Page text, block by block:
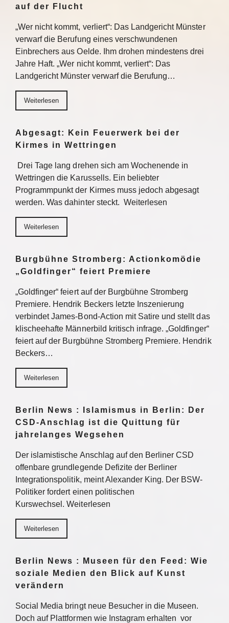
auf der Flucht
„Wer nicht kommt, verliert“: Das Landgericht Münster
verwarf die Berufung eines verschwundenen
Einbrechers aus Oelde. Ihm drohen mindestens drei
Jahre Haft. „Wer nicht kommt, verliert“: Das
Landgericht Münster verwarf die Berufung…
Weiterlesen
Abgesagt: Kein Feuerwerk bei der
Kirmes in Wettringen
Drei Tage lang drehen sich am Wochenende in
Wettringen die Karussells. Ein beliebter
Programmpunkt der Kirmes muss jedoch abgesagt
werden. Was dahinter steckt. Weiterlesen
Weiterlesen
Burgbühne Stromberg: Actionkomödie
„Goldfinger“ feiert Premiere
„Goldfinger“ feiert auf der Burgbühne Stromberg
Premiere. Hendrik Beckers letzte Inszenierung
verbindet James-Bond-Action mit Satire und stellt das
klischeehafte Männerbild kritisch infrage. „Goldfinger“
feiert auf der Burgbühne Stromberg Premiere. Hendrik
Beckers…
Weiterlesen
Berlin News : Islamismus in Berlin: Der
CSD-Anschlag ist die Quittung für
jahrelanges Wegsehen
Der islamistische Anschlag auf den Berliner CSD
offenbare grundlegende Defizite der Berliner
Integrationspolitik, meint Alexander King. Der BSW-
Politiker fordert einen politischen
Kurswechsel. Weiterlesen
Weiterlesen
Berlin News : Museen für den Feed: Wie
soziale Medien den Blick auf Kunst
verändern
Social Media bringt neue Besucher in die Museen.
Doch auf Plattformen wie Instagram erhalten vor